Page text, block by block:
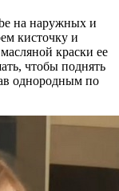
на наружных и
кисточку и
краски ее
чтобы поднять
однородным по